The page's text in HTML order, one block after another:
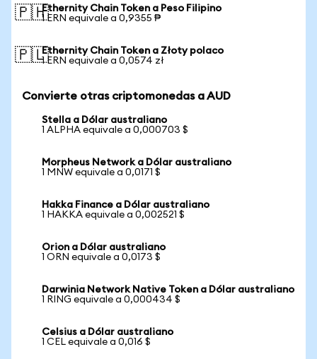
🇵🇭Ethernity Chain Token a Peso Filipino
1 ERN equivale a 0,9355 ₱
🇵🇱Ethernity Chain Token a Złoty polaco
1 ERN equivale a 0,0574 zł
Convierte otras criptomonedas a AUD
Stella a Dólar australiano
1 ALPHA equivale a 0,000703 $
Morpheus Network a Dólar australiano
1 MNW equivale a 0,0171 $
Hakka Finance a Dólar australiano
1 HAKKA equivale a 0,002521 $
Orion a Dólar australiano
1 ORN equivale a 0,0173 $
Darwinia Network Native Token a Dólar australiano
1 RING equivale a 0,000434 $
Celsius a Dólar australiano
1 CEL equivale a 0,016 $